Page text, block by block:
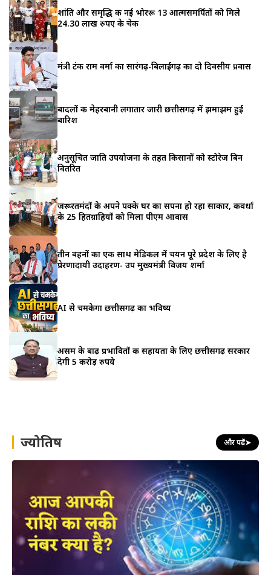
शांति और समृद्धि की नई भोररू 13 आत्मसमर्पितों को मिले
24.30 लाख रुपए के चेक
मंत्री टंक राम वर्मा का सारंगढ़-बिलाईगढ़ का दो दिवसीय प्रवास
बादलों की मेहरबानी लगातार जारी छत्तीसगढ़ में झमाझम हुई
बारिश
अनुसूचित जाति उपयोजना के तहत किसानों को स्टोरेज बिन
वितरित
जरूरतमंदों के अपने पक्के घर का सपना हो रहा साकार, कवर्धा
के 25 हितग्राहियों को मिला पीएम आवास
तीन बहनों का एक साथ मेडिकल में चयन पूरे प्रदेश के लिए है
प्रेरणादायी उदाहरण- उप मुख्यमंत्री विजय शर्मा
AI से चमकेगा छत्तीसगढ़ का भविष्य
असम के बाढ़ प्रभावितों की सहायता के लिए छत्तीसगढ़ सरकार
देगी 5 करोड़ रुपये
ज्योतिष और पढ़ें➤